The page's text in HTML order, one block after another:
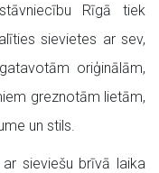
Rīgā tiek
sievietes ar sev,
oriģinālām,
greznotām lietām,
un stils.
sieviešu brīvā laika